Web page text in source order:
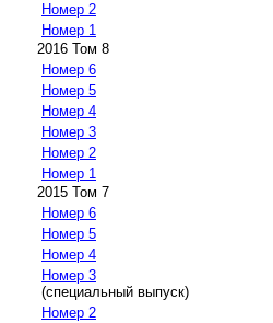
Номер 2
Номер 1
2016 Том 8
Номер 6
Номер 5
Номер 4
Номер 3
Номер 2
Номер 1
2015 Том 7
Номер 6
Номер 5
Номер 4
Номер 3
(специальный выпуск)
Номер 2